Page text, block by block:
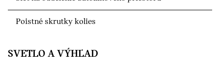
Poistné skrutky kolies
SVETLO A VÝHĽAD